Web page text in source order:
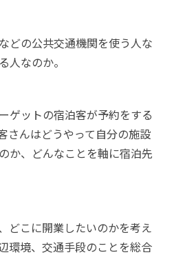
どの公共交通機関を使う人な
人なのか。
ゲットの宿泊客が予約をする
さんはどうやって自分の施設
か、どんなことを軸に宿泊先
どこに開業したいのかを考え
環境、交通手段のことを総合